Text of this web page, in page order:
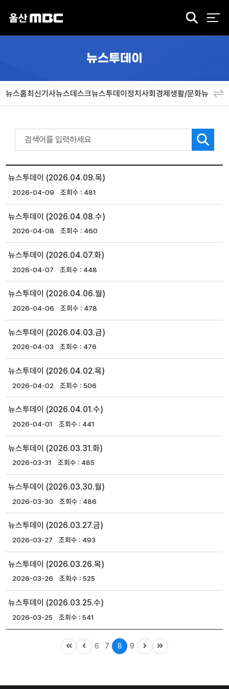
검
뉴스투데이
뉴스홈최신기사뉴스데스크뉴스투데이정치사회경제생활/문화뉴스특
뉴스투데이 (2026.04.09.목)
2026-04-09 481
뉴스투데이 (2026.04.08.수)
2026-04-08 460
뉴스투데이 (2026.04.07.화)
2026-04-07 448
뉴스투데이 (2026.04.06.월)
2026-04-06 478
뉴스투데이 (2026.04.03.금)
2026-04-03 476
뉴스투데이 (2026.04.02.목)
2026-04-02 506
뉴스투데이 (2026.04.01.수)
2026-04-01 441
뉴스투데이 (2026.03.31.화)
2026-03-31 485
뉴스투데이 (2026.03.30.월)
2026-03-30 486
뉴스투데이 (2026.03.27.금)
2026-03-27 493
뉴스투데이 (2026.03.26.목)
2026-03-26 525
뉴스투데이 (2026.03.25.수)
2026-03-25 541
6 7 8 9